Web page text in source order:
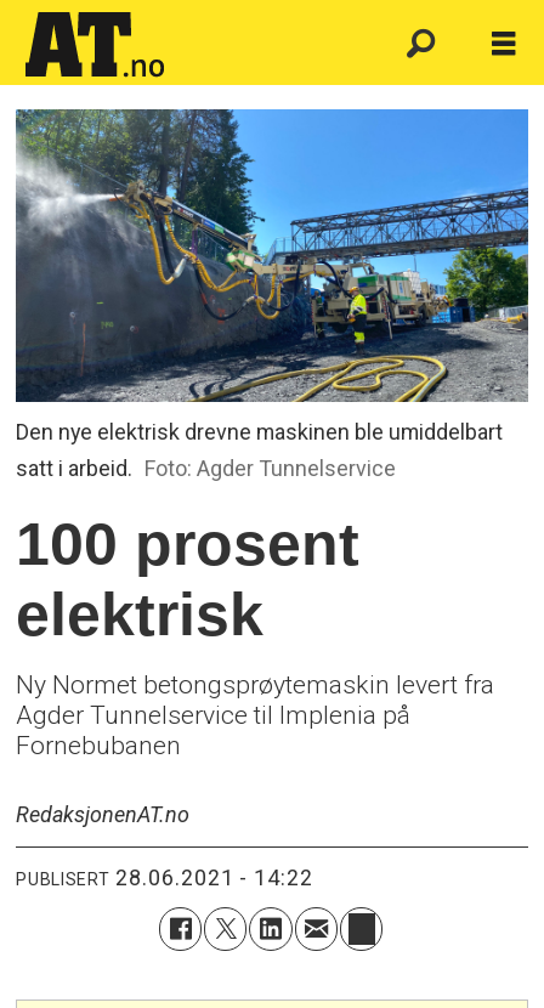
Den nye elektrisk drevne maskinen ble umiddelbart
satt i arbeid. Foto: Agder Tunnelservice
100 prosent
elektrisk
Ny Normet betongsprøytemaskin levert fra
Agder Tunnelservice til Implenia på
Fornebubanen
RedaksjonenAT.no
PUBLISERT 28.06.2021 - 14:22